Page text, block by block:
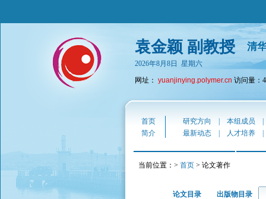
袁金颖 副教授 清
2026年8月8日 星期六
网址： yuanjinying.polymer.cn 访问量：
首页 研究方向 本组成员
简介
最新动态 人才培养
当前位置：> 首页 > 论文著作
论文目录 出版物目录